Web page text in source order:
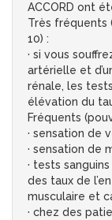
ACCORD ont
Très fréquents
10) :
· si vous
artérielle et
rénale, les
élévation du
Fréquents
· sensation de
· sensation de
· tests
des taux de
musculaire et
· chez des